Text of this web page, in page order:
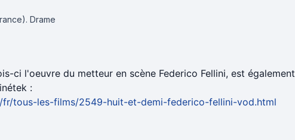
Drame
ci l'oeuvre du metteur en scène Federico Fellini, est également
:
tous-les-films/2549-huit-et-demi-federico-fellini-vod.html